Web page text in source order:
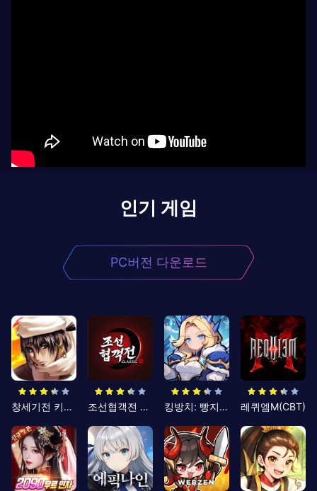
인기 게임
PC버전 다운로드
창세기전 키우기 조선협객전 클래식 킹방치: 빵지의 제왕 레퀴엠M(CBT)